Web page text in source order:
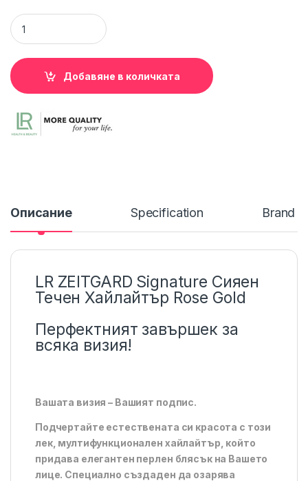
Сияен Течен Хайлайтър Rose Gold за Перфектен
Добавяне в количката
Описание Specification Brand
LR ZEITGARD Signature Сияен
Течен Хайлайтър Rose Gold
Перфектният завършек за
всяка визия!
Вашата визия – Вашият подпис.
Подчертайте естествената си красота с този
лек, мултифункционален хайлайтър, който
придава елегантен перлен блясък на Вашето
лице. Специално създаден да озарява